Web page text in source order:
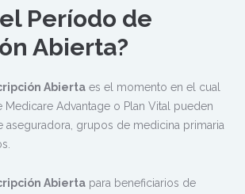
Período de
Abierta?
Abierta es el momento en el cual
Medicare Advantage o Plan Vital pueden
aseguradora, grupos de medicina primaria
Abierta para beneficiarios de